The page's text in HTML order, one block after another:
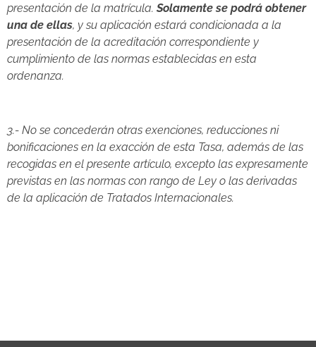
presentación de la matrícula. Solamente se podrá obtener
una de ellas, y su aplicación estará condicionada a la
presentación de la acreditación correspondiente y
cumplimiento de las normas establecidas en esta
ordenanza.
3.- No se concederán otras exenciones, reducciones ni
bonificaciones en la exacción de esta Tasa, además de las
recogidas en el presente artículo, excepto las expresamente
previstas en las normas con rango de Ley o las derivadas
de la aplicación de Tratados Internacionales.